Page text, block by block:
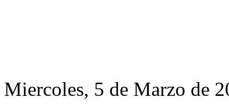
Miercoles, 5 de Marzo de